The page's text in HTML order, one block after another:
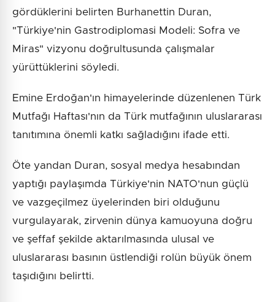
gördüklerini belirten Burhanettin Duran,
"Türkiye'nin Gastrodiplomasi Modeli: Sofra ve
Miras" vizyonu doğrultusunda çalışmalar
yürüttüklerini söyledi.
Emine Erdoğan'ın himayelerinde düzenlenen Türk
Mutfağı Haftası'nın da Türk mutfağının uluslararası
tanıtımına önemli katkı sağladığını ifade etti.
Öte yandan Duran, sosyal medya hesabından
yaptığı paylaşımda Türkiye'nin NATO'nun güçlü
ve vazgeçilmez üyelerinden biri olduğunu
vurgulayarak, zirvenin dünya kamuoyuna doğru
ve şeffaf şekilde aktarılmasında ulusal ve
uluslararası basının üstlendiği rolün büyük önem
taşıdığını belirtti.